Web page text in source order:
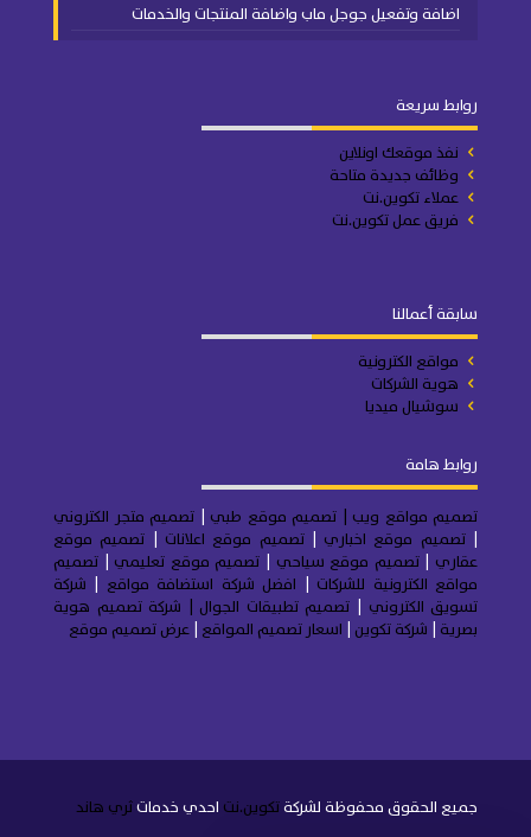
اضافة وتفعيل جوجل ماب واضافة المنتجات والخدمات
روابط سريعة
نفذ موقعك اونلاين
وظائف جديدة متاحة
عملاء تكوين.نت
فريق عمل تكوين.نت
سابقة أعمالنا
مواقع الكترونية
هوية الشركات
سوشيال ميديا
روابط هامة
تصميم مواقع ويب | تصميم موقع طبي | تصميم متجر الكتروني
|تصميم موقع اخباري |تصميم موقع اعلانات | تصميم موقع
عقاري |تصميم موقع سياحي | تصميم موقع تعليمي | تصميم
مواقع الكترونية للشركات | افضل شركة استضافة مواقع | شركة
تسويق الكتروني | تصميم تطبيقات الجوال | شركة تصميم هوية
بصرية | شركة تكوين | اسعار تصميم المواقع |عرض تصميم موقع
جميع الحقوق محفوظة لشركةتكوين.نت احدي خدماتثري هاند